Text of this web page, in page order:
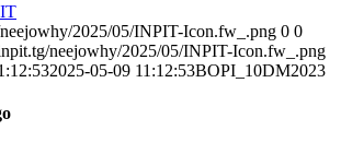
2025/05/INPIT-Icon.fw_.png 0 0
neejowhy/2025/05/INPIT-Icon.fw_.png
2025-05-09 11:12:53BOPI_10DM2023